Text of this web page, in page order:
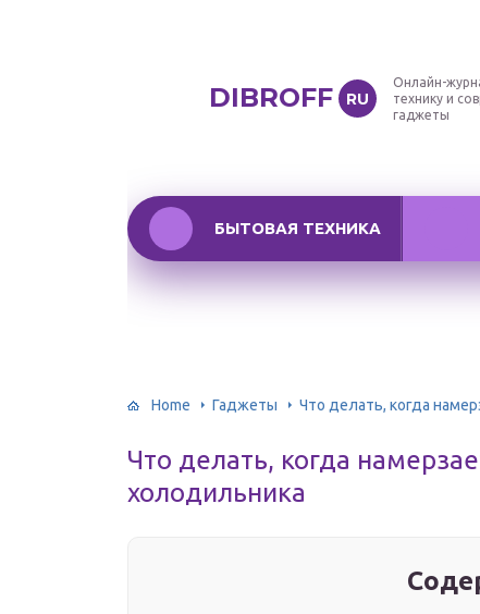
DIBROFF RU
Онлайн-
технику и
гаджеты
БЫТОВАЯ ТЕХНИКА
Home Гаджеты Что делать, когда
Что делать, когда
холодильника